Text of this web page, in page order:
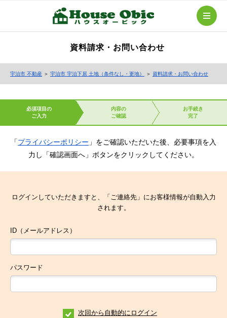
資料請求・お問い合わせ
宇治市 不動産 ＞ 宇治市 宇治下居 土地（条件なし・更地） ＞ 資料請求・お問い合わせ
必須項目の
ご入力
内容の
ご確認
お手続き
完了
「プライバシーポリシー 」をご確認いただいた後、必要事項を入
力し「確認画面へ」ボタンをクリックしてください。
ログインしていただきますと、「ご連絡先」にお客様情報が自動入力
されます。
ID（メールアドレス）
パスワード
次回から自動的にログイン